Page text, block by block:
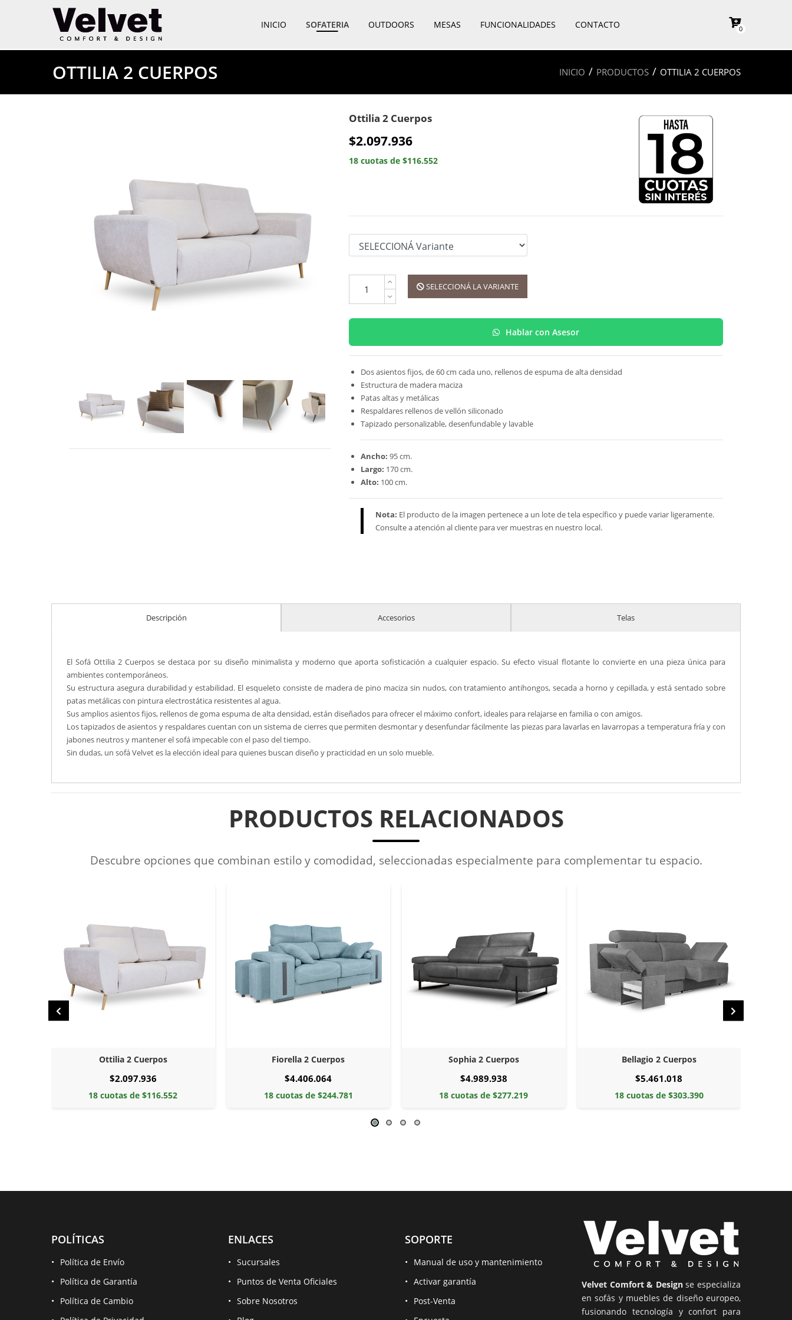
0
INICIO SOFATERIA OUTDOORS MESAS FUNCIONALIDADES CONTACTO
OTTILIA 2 CUERPOS INICIO / PRODUCTOS / OTTILIA 2 CUERPOS
Ottilia 2 Cuerpos
$2.097.936
18 cuotas de $116.552
SELECCIONÁ LA VARIANTE
Hablar con Asesor
Dos asientos fijos, de 60 cm cada uno, rellenos de espuma de alta densidad
Estructura de madera maciza
Patas altas y metálicas
Respaldares rellenos de vellón siliconado
Tapizado personalizable, desenfundable y lavable
Ancho: 95 cm.
Largo: 170 cm.
Alto: 100 cm.
Nota: El producto de la imagen pertenece a un lote de tela específico y puede variar ligeramente.
Consulte a atención al cliente para ver muestras en nuestro local.
Descripción Accesorios Telas
El Sofá Ottilia 2 Cuerpos se destaca por su diseño minimalista y moderno que aporta sofisticación a cualquier espacio. Su efecto visual flotante lo convierte en una pieza única para
ambientes contemporáneos.
Su estructura asegura durabilidad y estabilidad. El esqueleto consiste de madera de pino maciza sin nudos, con tratamiento antihongos, secada a horno y cepillada, y está sentado sobre
patas metálicas con pintura electrostática resistentes al agua.
Sus amplios asientos fijos, rellenos de goma espuma de alta densidad, están diseñados para ofrecer el máximo confort, ideales para relajarse en familia o con amigos.
Los tapizados de asientos y respaldares cuentan con un sistema de cierres que permiten desmontar y desenfundar fácilmente las piezas para lavarlas en lavarropas a temperatura fría y con
jabones neutros y mantener el sofá impecable con el paso del tiempo.
Sin dudas, un sofá Velvet es la elección ideal para quienes buscan diseño y practicidad en un solo mueble.
PRODUCTOS RELACIONADOS
Descubre opciones que combinan estilo y comodidad, seleccionadas especialmente para complementar tu espacio.
Ottilia 2 Cuerpos
$2.097.936
18 cuotas de $116.552
Fiorella 2 Cuerpos
$4.406.064
18 cuotas de $244.781
Sophia 2 Cuerpos
$4.989.938
18 cuotas de $277.219
Bellagio 2 Cuerpos
$5.461.018
18 cuotas de $303.390
POLÍTICAS
Política de Envío
Política de Garantía
Política de Cambio
ENLACES
Sucursales
Puntos de Venta Oficiales
Sobre Nosotros
SOPORTE
Manual de uso y mantenimiento
Activar garantía
Post-Venta
Velvet Comfort & Designse especializa
en sofás y muebles de diseño europeo,
fusionando tecnología y confort para